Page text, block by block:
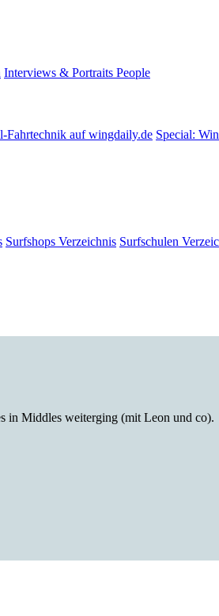
Interviews & Portraits People
Fahrtechnik auf wingdaily.de Special:
Surfshops Verzeichnis Surfschulen
in Middles weiterging (mit Leon und co).